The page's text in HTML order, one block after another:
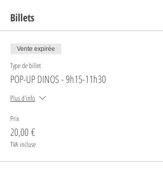
Billets
Vente expirée
Type de billet
POP-UP DINOS - 9h15-11h30
Plus d'info
Prix
20,00 €
TVA incluse